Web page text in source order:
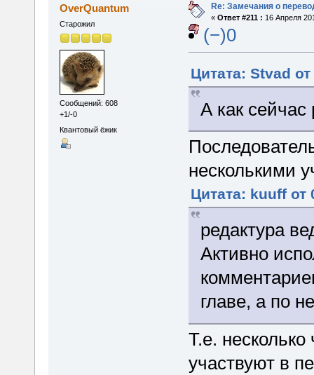
OverQuantum
Старожил
Сообщений: 608
+1/-0
Квантовый ёжик
Re: Замечания о
« Ответ #211 : 16 Апреля
(−)0
Цитата: Stvad
А как
несколькими
Цитата: kuuff от
редактура
Активно
главе, а по
Т.е.
участвуют в